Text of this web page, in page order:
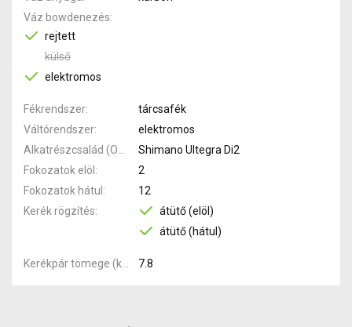
Váz bowdenezés
rejtett
külső
elektromos
Fékrendszer
tárcsafék
Váltórendszer
elektromos
Shimano Ultegra Di2
Fokozatok elöl
2
Fokozatok hátul
12
Kerék rögzítés
átütő (elöl)
átütő (hátul)
7.8